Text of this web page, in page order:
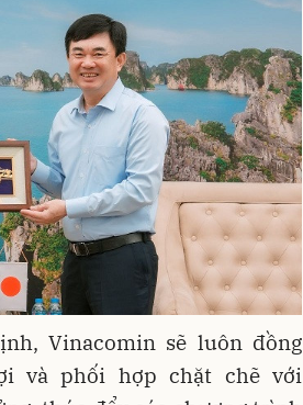
Vinacomin sẽ luôn đồng
và phối hợp chặt chẽ với